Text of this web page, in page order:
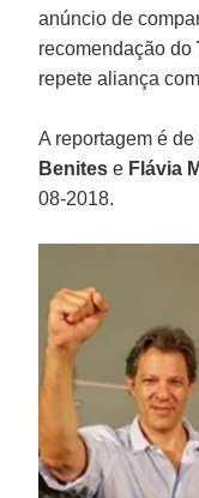
anúncio de
recomendação do
repete aliança
A reportagem é de
Benites e Flávia
08-2018.